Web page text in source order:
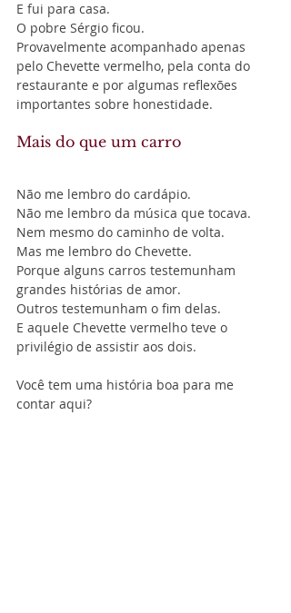
E fui para casa.
O pobre Sérgio ficou.
Provavelmente acompanhado apenas
pelo Chevette vermelho, pela conta do
restaurante e por algumas reflexões
importantes sobre honestidade.
Mais do que um carro
Não me lembro do cardápio.
Não me lembro da música que tocava.
Nem mesmo do caminho de volta.
Mas me lembro do Chevette.
Porque alguns carros testemunham
grandes histórias de amor.
Outros testemunham o fim delas.
E aquele Chevette vermelho teve o
privilégio de assistir aos dois.
Você tem uma história boa para me
contar aqui?